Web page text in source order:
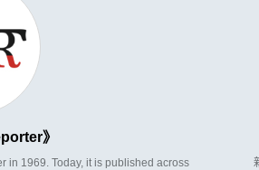
in 1969. Today, it is published across